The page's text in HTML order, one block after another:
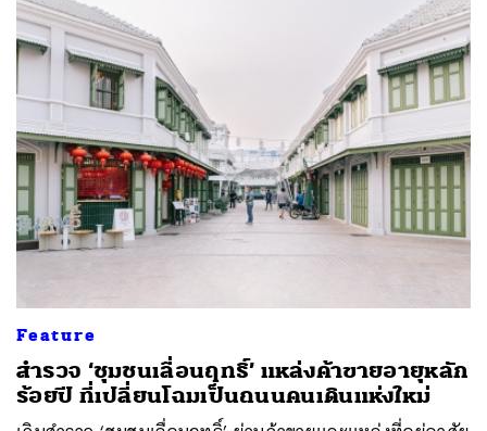
Feature
สำรวจ ‘ชุมชนเลื่อนฤทธิ์’ แหล่งค้าขายอายุหลัก
ร้อยปี ที่เปลี่ยนโฉมเป็นถนนคนเดินแห่งใหม่